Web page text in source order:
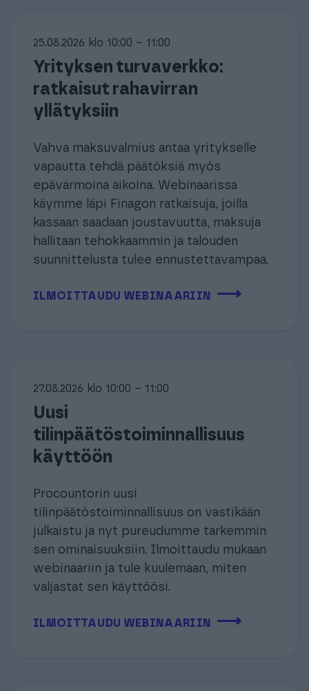
25.08.2026 klo 10:00 – 11:00
Yrityksen turvaverkko:
ratkaisut rahavirran
yllätyksiin
Vahva maksuvalmius antaa yritykselle
vapautta tehdä päätöksiä myös
epävarmoina aikoina. Webinaarissa
käymme läpi Finagon ratkaisuja, joilla
kassaan saadaan joustavuutta, maksuja
hallitaan tehokkaammin ja talouden
suunnittelusta tulee ennustettavampaa.
ILMOITTAUDU WEBINAARIIN ⟶
27.08.2026 klo 10:00 – 11:00
Uusi
tilinpäätöstoiminnallisuus
käyttöön
Procountorin uusi
tilinpäätöstoiminnallisuus on vastikään
julkaistu ja nyt pureudumme tarkemmin
sen ominaisuuksiin. Ilmoittaudu mukaan
webinaariin ja tule kuulemaan, miten
valjastat sen käyttöösi.
ILMOITTAUDU WEBINAARIIN ⟶